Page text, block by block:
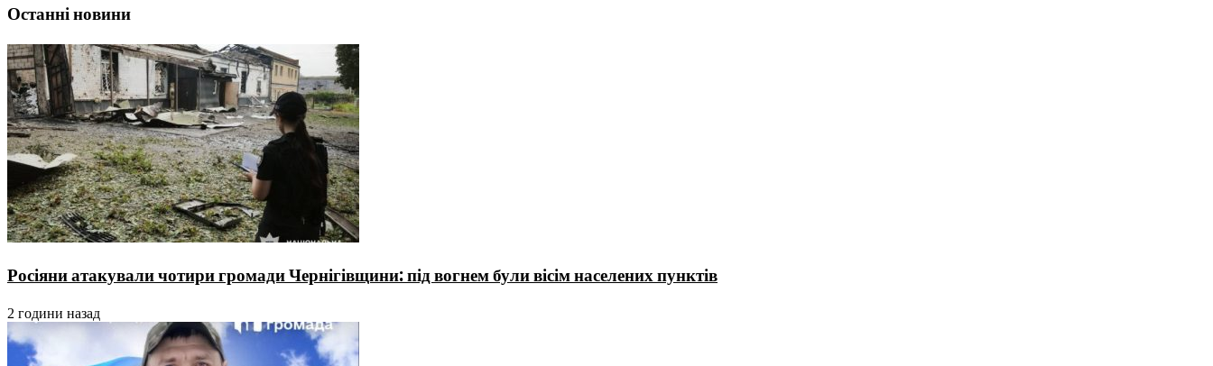
Останні новини
Росіяни атакували чотири громади Чернігівщини: під вогнем були вісім населених пунктів
2 години назад